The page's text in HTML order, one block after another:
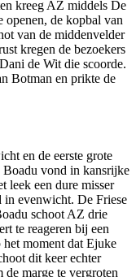
kreeg AZ middels De
openen, de kopbal van
van de middenvelder
kregen de bezoekers
de Wit die scoorde.
Botman en prikte de
en de eerste grote
vond in kansrijke
leek een dure misser
in evenwicht. De Friese
schoot AZ drie
te reageren bij een
het moment dat Ejuke
dit keer echter
de marge te vergroten